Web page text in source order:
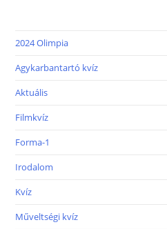
2024 Olimpia
Agykarbantartó kvíz
Aktuális
Filmkvíz
Forma-1
Irodalom
Kvíz
Műveltségi kvíz